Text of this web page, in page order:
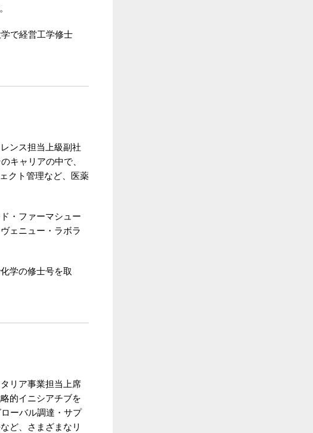
で経営工学修士
ンス担当上級副社
キャリアの中で、
クト管理など、医薬
・ファーマシュー
ェニュー・ラボラ
学の修士号を取
リア事業担当上席
的イニシアチブを
ーバル調達・サプ
ど、さまざまなリ